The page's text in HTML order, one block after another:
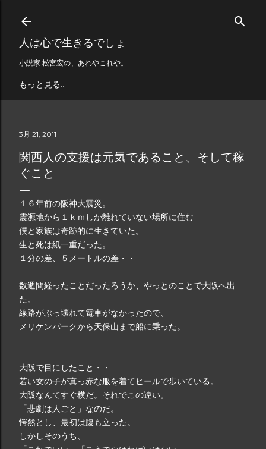
スキップしてメイン コンテンツに移動
人は心で生きるでしょ
小説家 松宮宏の、あれやこれや。
もっと見る…
3月 21, 2011
関西人の支援は元気であること、そして稼
ぐこと
１６年前の阪神大震災。
震源地から１ｋｍしか離れていない場所に住む
僕と家族は奇跡的に生きていた。
生と死は紙一重だった。
１分の差、５メートルの差・・
数週間経ったことだったろうか、やっとのことで大阪へ出
た。
線路がぶっ壊れて電車がなかったので、
メリケンパークから天保山まで船に乗った。
大阪で目にしたこと・・
若い女の子が真っ赤な服を着てヒールで歩いている。
大阪なんてすぐ横だ。それでこの違い。
「悲劇は人ごと」なのだ。
愕然とし、最初は腹も立った。
しかしそのうち、